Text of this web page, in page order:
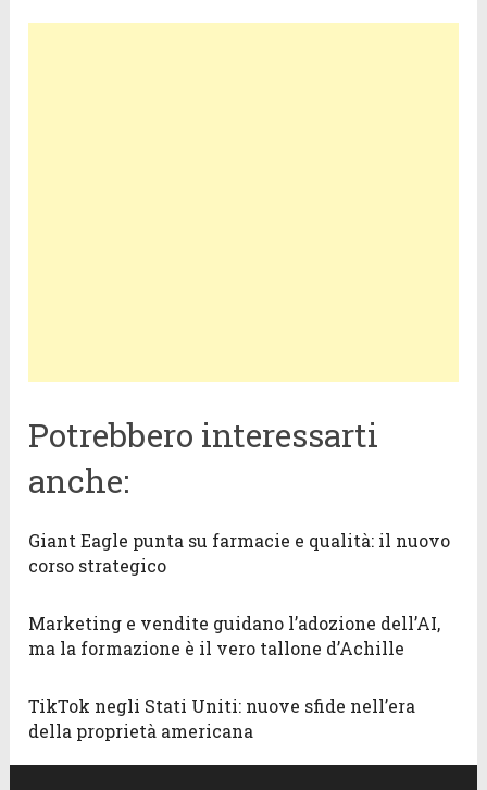
Potrebbero interessarti
anche:
Giant Eagle punta su farmacie e qualità: il nuovo
corso strategico
Marketing e vendite guidano l’adozione dell’AI,
ma la formazione è il vero tallone d’Achille
TikTok negli Stati Uniti: nuove sfide nell’era
della proprietà americana